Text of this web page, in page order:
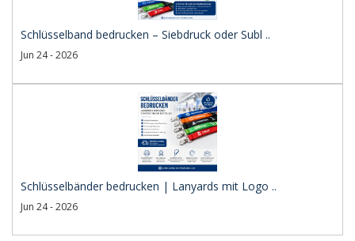
Schlüsselband bedrucken – Siebdruck oder Subl ..
Jun 24 - 2026
Schlüsselbänder bedrucken | Lanyards mit Logo ..
Jun 24 - 2026